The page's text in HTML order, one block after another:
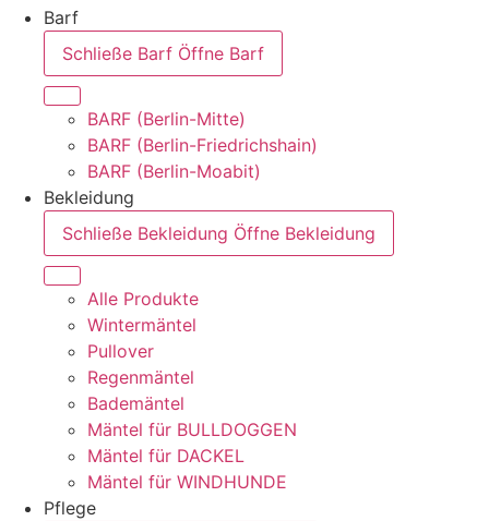
Barf
Schließe Barf Öffne Barf
BARF (Berlin-Mitte)
BARF (Berlin-Friedrichshain)
BARF (Berlin-Moabit)
Bekleidung
Schließe Bekleidung Öffne Bekleidung
Alle Produkte
Wintermäntel
Pullover
Regenmäntel
Bademäntel
Mäntel für BULLDOGGEN
Mäntel für DACKEL
Mäntel für WINDHUNDE
Pflege